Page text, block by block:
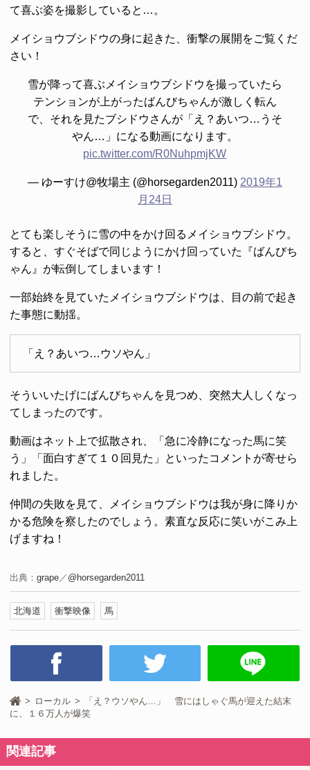
て喜ぶ姿を撮影していると…。
メイショウブシドウの身に起きた、衝撃の展開をご覧くだ
さい！
雪が降って喜ぶメイショウブシドウを撮っていたら
テンションが上がったばんびちゃんが激しく転ん
で、それを見たブシドウさんが「え？あいつ…うそ
やん…」になる動画になります。
pic.twitter.com/R0NuhpmjKW
— ゆーすけ@牧場主 (@horsegarden2011) 2019年1
月24日
とても楽しそうに雪の中をかけ回るメイショウブシドウ。
すると、すぐそばで同じようにかけ回っていた『ばんびち
ゃん』が転倒してしまいます！
一部始終を見ていたメイショウブシドウは、目の前で起き
た事態に動揺。
「え？あいつ…ウソやん」
そういいたげにばんびちゃんを見つめ、突然大人しくなっ
てしまったのです。
動画はネット上で拡散され、「急に冷静になった馬に笑
う」「面白すぎて１０回見た」といったコメントが寄せら
れました。
仲間の失敗を見て、メイショウブシドウは我が身に降りか
かる危険を察したのでしょう。素直な反応に笑いがこみ上
げますね！
出典： grape／ @horsegarden2011
北海道 衝撃映像 馬
ローカル
「え？ウソやん…」 雪にはしゃぐ馬が迎えた結末
に、１６万人が爆笑
関連記事